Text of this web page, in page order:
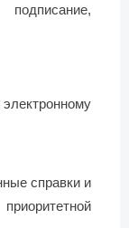
подписание,
справки и